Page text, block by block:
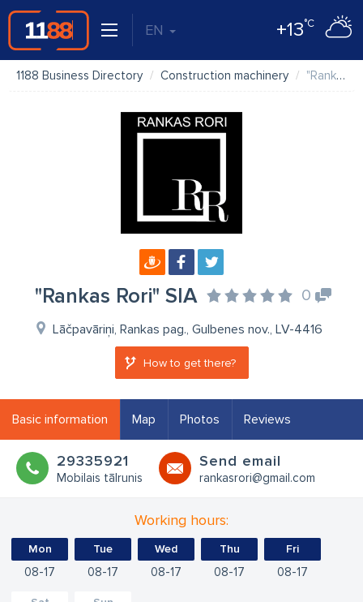
EN +13°C
1188 Business Directory Construction machinery "Rankas Rori" SIA
"Rankas Rori" SIA 0
Lāčpavāriņi, Rankas pag., Gulbenes nov., LV-4416
How to get there?
Basic information Map Photos Reviews
29335921
Mobilais tālrunis
Send email
rankasrori@gmail.com
Working hours:
Mon
08 17
Tue
08 17
Wed
08 17
Thu
08 17
Fri
08 17